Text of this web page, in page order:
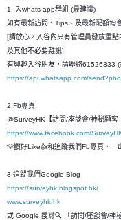
1. 入whats app群組 (最建議)
如有最新訪問、Tips、及最新配額均
[請放心，入谷內只有管理員發放重
及其他不必要雜訊]
有興趣入谷朋友，請聯絡61526333
https://api.whatsapp.com/
2.Fb專頁
@SurveyHK【訪問/座談會/神秘顧
https://www.facebook.com/
💡讚好Like👍和追蹤我們Fb專頁，一
3.追蹤我們Google Blog
https://surveyhk.blogspot.hk/
www.surveyhk.hk
或 Google 搜尋🔍 「訪問/座談會/神